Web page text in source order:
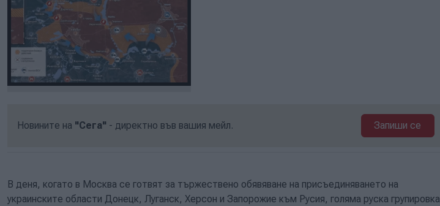
Новините на "Сега" - директно във вашия мейл. Запиши се
В деня, когато в Москва се готвят за тържествено обявяване на присъединяването на
украинските области Донецк, Луганск, Херсон и Запорожие към Русия, голяма руска групировка